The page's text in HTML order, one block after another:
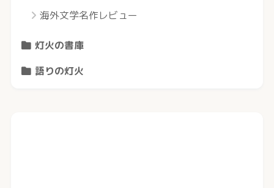
海外文学名作レビュー
灯火の書庫
語りの灯火